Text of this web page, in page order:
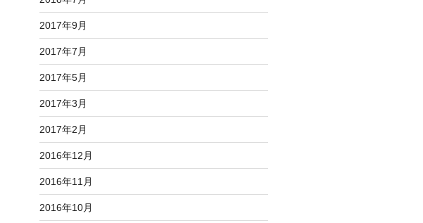
2017年9月
2017年7月
2017年5月
2017年3月
2017年2月
2016年12月
2016年11月
2016年10月